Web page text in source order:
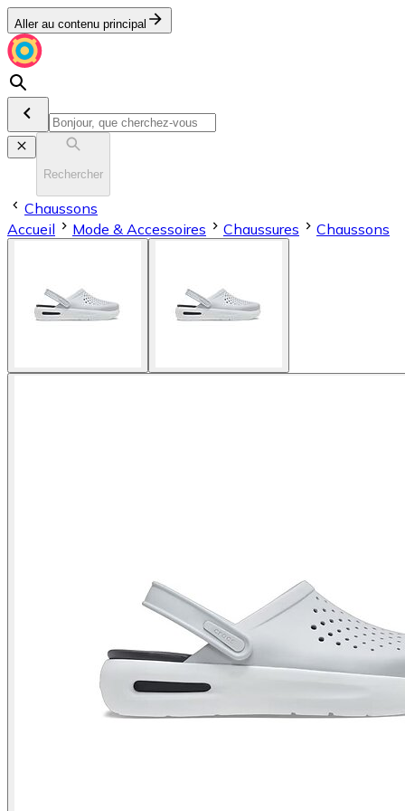
Aller au contenu principal
Rechercher
Chaussons
Accueil
Mode & Accessoires Chaussures Chaussons